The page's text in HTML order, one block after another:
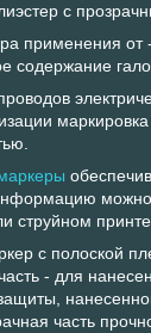
с
применения от
содержание
маркировка
струйном
с полоской
- для
часть